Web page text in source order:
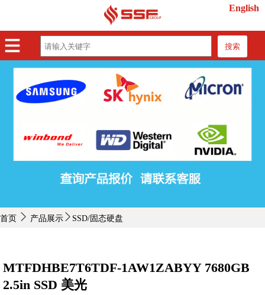
English
搜索
首页
产品展示
行业动态
首页 产品展示 SSD/固态硬盘
MTFDHBE7T6TDF-1AW1ZABYY 7680GB
2.5in SSD 美光